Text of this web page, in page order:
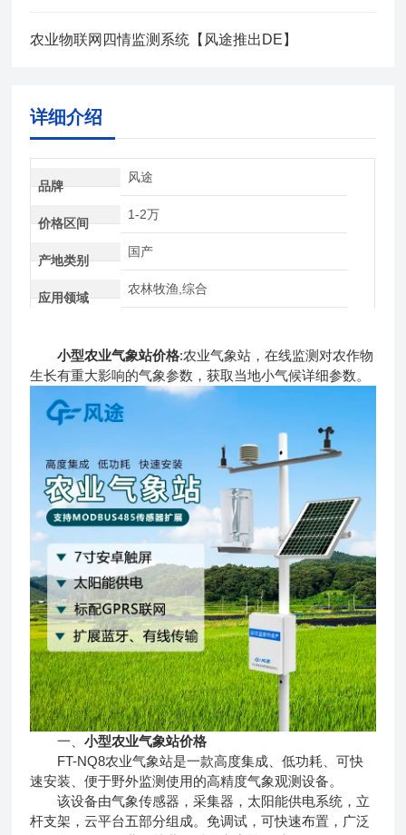
农业物联网四情监测系统【风途推出DE】
详细介绍
品牌
风途
价格区间
1-2万
产地类别
国产
应用领域
农林牧渔,综合
小型农业气象站价格:农业气象站，在线监测对农作物
生长有重大影响的气象参数，获取当地小气候详细参数。
一、小型农业气象站价格
FT-NQ8农业气象站是一款高度集成、低功耗、可快
速安装、便于野外监测使用的高精度气象观测设备。
该设备由气象传感器，采集器，太阳能供电系统，立
杆支架，云平台五部分组成。免调试，可快速布置，广泛